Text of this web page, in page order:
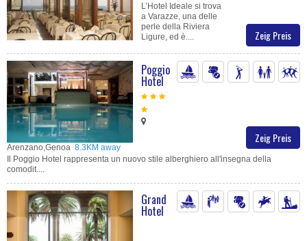
Zeig Preis
L’Hotel Ideale si trova
a Varazze, una delle
perle della Riviera
Ligure, ed è....
Zeig Preis
Poggio
Hotel
Arenzano,Genoa 8.3KM away
Il Poggio Hotel rappresenta un nuovo stile alberghiero all'insegna della
comodit....
Grand
Hotel